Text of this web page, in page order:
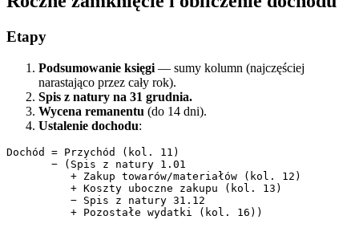
Etapy
Podsumowanie księgi — sumy kolumn (najczęściej
narastająco przez cały rok).
Spis z natury na 31 grudnia.
Wycena remanentu (do 14 dni).
Ustalenie dochodu:
Dochód = Przychód (kol. 11)
       − (Spis z natury 1.01
          + Zakup towarów/materiałów (kol. 12)
          + Koszty uboczne zakupu (kol. 13)
          − Spis z natury 31.12